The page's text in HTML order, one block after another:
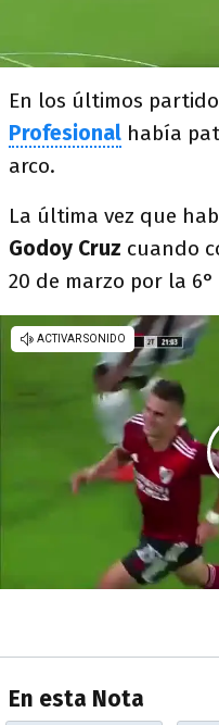
En los últimos
Profesional había
arco.
La última vez que
Godoy Cruz cuando
20 de marzo por la
En esta Nota